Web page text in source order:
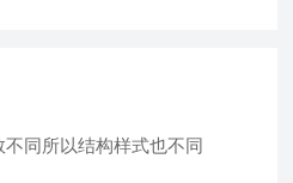
同所以结构样式也不同